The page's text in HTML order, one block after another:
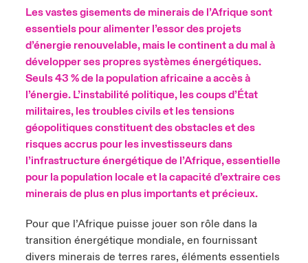
Nous contacter
Connexion
Indemnisation
Investor Relations
sur les risques environnementaux et climatiques 2025
Cyber
nomme Michèle Horner au poste de Country Manage
: le mXDR, une solution de détection et réponse
Cybers qui auraient pu être évités
France
(French)
America
(French)
America
(French)
America
(French)
America
(French)
America
(French)
America
(French)
America
(French)
America
(French)
America
(French)
America
(French)
America
Les vastes gisements de minerais de l’Afrique sont
essentiels pour alimenter l’essor des projets
d’énergie renouvelable, mais le continent a du mal à
développer ses propres systèmes énergétiques.
Seuls 43 % de la population africaine a accès à
l’énergie. L’instabilité politique, les coups d’État
militaires, les troubles civils et les tensions
géopolitiques constituent des obstacles et des
risques accrus pour les investisseurs dans
l’infrastructure énergétique de l’Afrique, essentielle
pour la population locale et la capacité d’extraire ces
minerais de plus en plus importants et précieux.
Pour que l’Afrique puisse jouer son rôle dans la
transition énergétique mondiale, en fournissant
divers minerais de terres rares, éléments essentiels